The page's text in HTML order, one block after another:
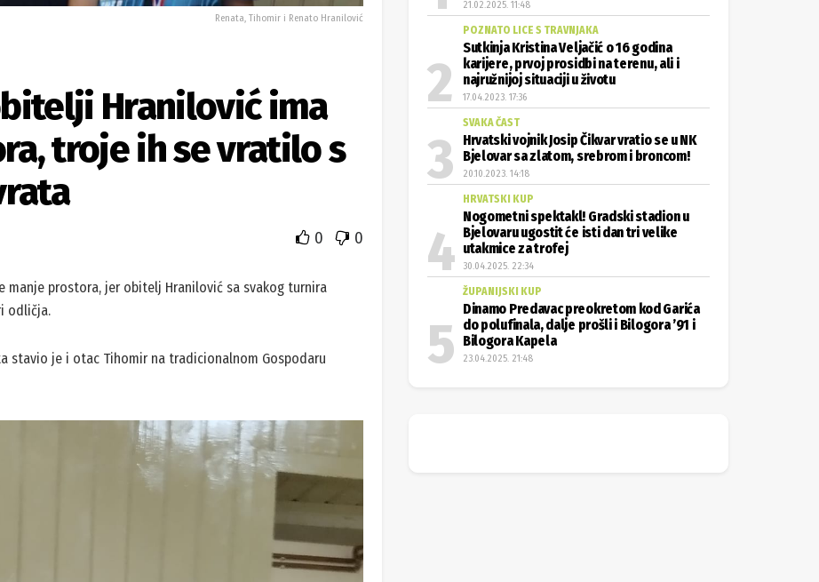
Renata, Tihomir i Renato Hranilović
Hranilović ima
troje ih se vratilo s
0 0
manje prostora, jer obitelj Hranilović sa svakog turnira
odličja.
stavio je i otac Tihomir na tradicionalnom Gospodaru
21.02.2025. 11:48
POZNATO LICE S TRAVNJAKA
Sutkinja Kristina Veljačić o 16 godina
karijere, prvoj prosidbi na terenu, ali i
najružnijoj situaciji u životu
17.04.2023. 17:36
SVAKA ČAST
Hrvatski vojnik Josip Čikvar vratio se u NK
Bjelovar sa zlatom, srebrom i broncom!
20.10.2023. 14:18
HRVATSKI KUP
Nogometni spektakl! Gradski stadion u
Bjelovaru ugostit će isti dan tri velike
utakmice za trofej
30.04.2025. 22:34
ŽUPANIJSKI KUP
Dinamo Predavac preokretom kod Garića
do polufinala, dalje prošli i Bilogora ’91 i
Bilogora Kapela
23.04.2025. 21:48